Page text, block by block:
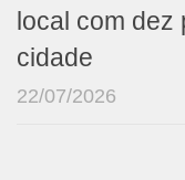
local com
cidade
22/07/2026